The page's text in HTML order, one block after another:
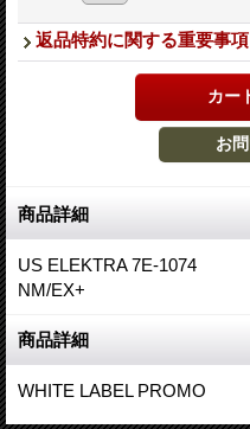
返品特約に関する重要事項
商品詳細
US ELEKTRA 7E-1074
NM/EX+
商品詳細
WHITE LABEL PROMO